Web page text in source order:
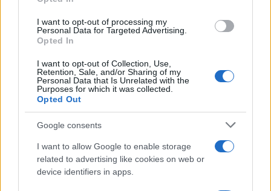
I want to opt-out of processing my
Personal Data for Targeted Advertising.
Opted In
I want to opt-out of Collection, Use,
Retention, Sale, and/or Sharing of my
Personal Data that Is Unrelated with the
Purposes for which it was collected.
Opted Out
Google consents
I want to allow Google to enable storage
related to advertising like cookies on web or
device identifiers in apps.
Trofeo Doppio Malto: guida completa per seguire
Parma-Sampdoria
CALCIO